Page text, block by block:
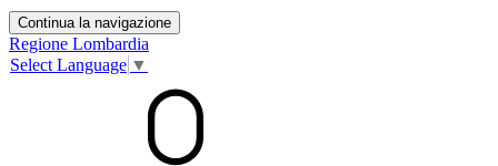
Continua la navigazione
Regione Lombardia
Select Language ▼